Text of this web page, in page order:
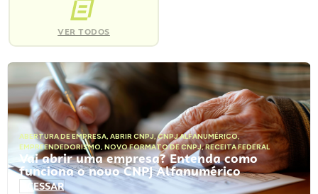
VER TODOS
ABERTURA DE EMPRESA, ABRIR CNPJ,CNPJ ALFANUMÉRICO,
EMPREENDEDORISMO, NOVO FORMATO DE CNPJ,RECEITA FEDERAL
Vai abrir uma empresa? Entenda como
funciona o novo CNPJ Alfanumérico
ACESSAR